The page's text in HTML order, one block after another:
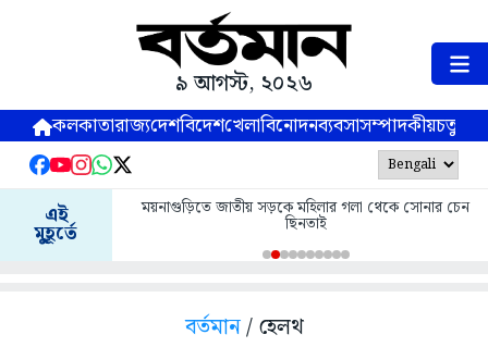
৯ আগস্ট, ২০২৬
কলকাতারাজ্যদেশবিদেশখেলাবিনোদনব্যবসাসম্পাদকীয়
এই
মুহূর্তে
ময়নাগুড়িতে জাতীয় সড়কে মহিলার গলা থেকে সোনার চেন
ছিনতাই
বর্তমান/ হেলথ